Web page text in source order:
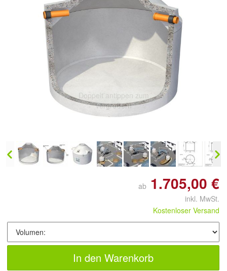
Doppelt antippen zum
vergrößern
ab 1.705,00 €
inkl. MwSt.
Kostenloser Versand
In den Warenkorb